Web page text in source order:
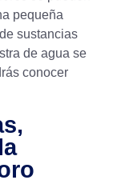
pequeña
sustancias
de agua se
conocer